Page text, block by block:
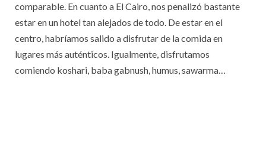
comparable. En cuanto a El Cairo, nos penalizó bastante
estar en un hotel tan alejados de todo. De estar en el
centro, habríamos salido a disfrutar de la comida en
lugares más auténticos. Igualmente, disfrutamos
comiendo koshari, baba gabnush, humus, sawarma…